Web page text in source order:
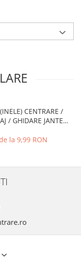
CENTRARE /
/ GHIDARE JANTE
la 9,99 RON